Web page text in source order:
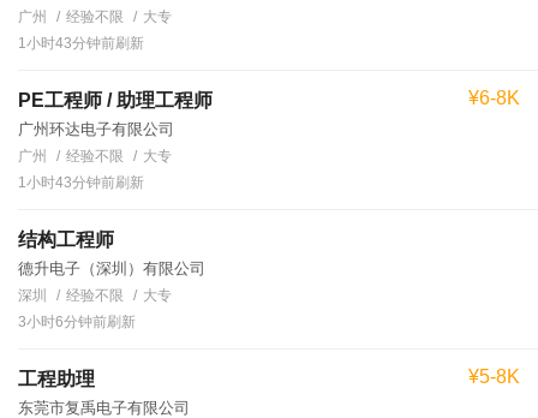
广州 经验不限
大专
1小时43分钟前刷新
PE工程师 / 助理工程师
广州环达电子有限公司
¥6-8K
广州 经验不限
大专
1小时43分钟前刷新
结构工程师
德升电子（深圳）有限公司
深圳 经验不限
大专
3小时6分钟前刷新
工程助理
东莞市复禹电子有限公司
¥5-8K